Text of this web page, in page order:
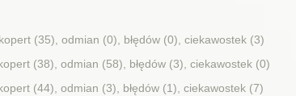
(35), odmian (0), błędów (0), ciekawostek (3)
(38), odmian (58), błędów (3), ciekawostek (0)
(44), odmian (3), błędów (1), ciekawostek (7)